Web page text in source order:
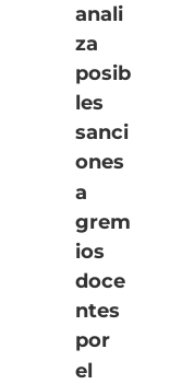
anali
za
posib
les
sanci
ones
a
grem
ios
doce
ntes
por
el